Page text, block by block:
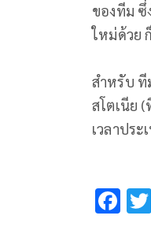
ของทีม ซึ่
ใหม่ด้วย
สำหรับ ที
สโตเนีย
เวลาปร
F